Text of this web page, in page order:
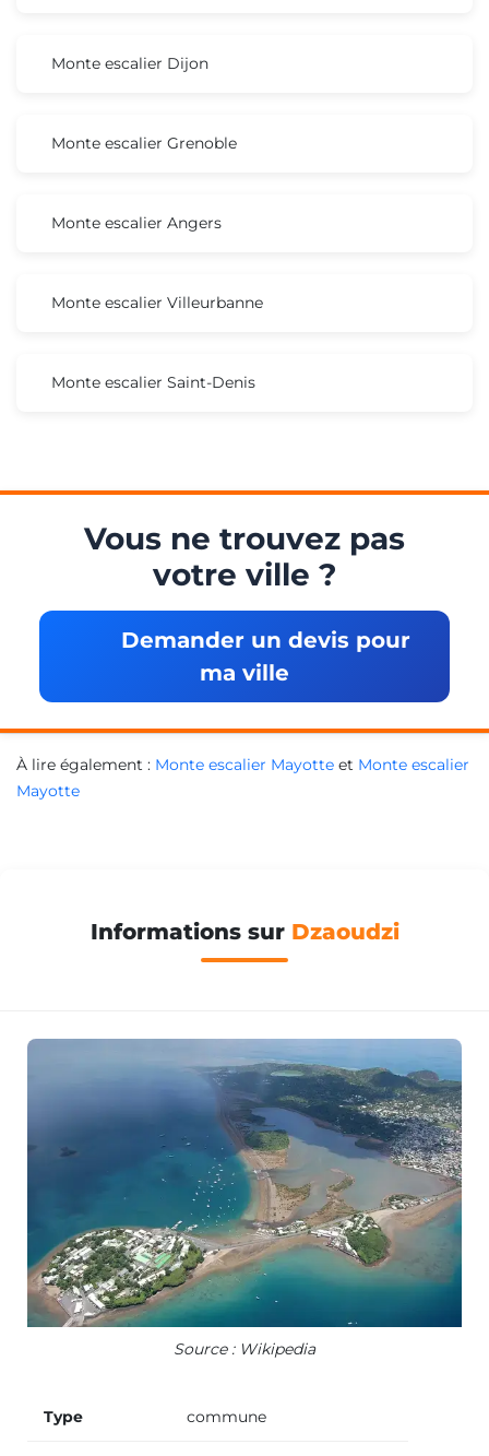
Monte escalier Dijon
Monte escalier Grenoble
Monte escalier Angers
Monte escalier Villeurbanne
Monte escalier Saint-Denis
Vous ne trouvez pas
votre ville ?
Demander un devis pour
ma ville
À lire également : Monte escalier Mayotte et Monte escalier
Mayotte
Informations sur Dzaoudzi
Source : Wikipedia
Type commune